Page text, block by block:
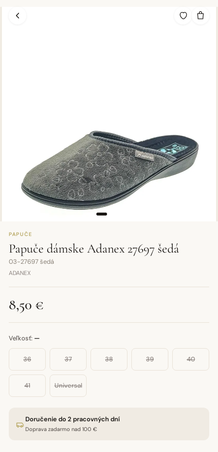
PAPUČE
Papuče dámske Adanex 27697 šedá
03-27697 šedá
ADANEX
8,50 €
Veľkosť: —
36 37 38 39 40
41 Universal
Doručenie do 2 pracovných dní
Doprava zadarmo nad 100 €